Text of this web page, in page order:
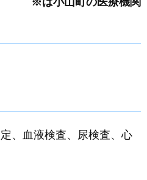
、血液検査、尿検査、心